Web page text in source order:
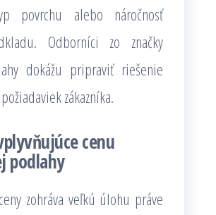
povrchu alebo náročnosť
Odborníci zo značky
dokážu pripraviť riešenie
zákazníka.
cenu
podlahy
zohráva veľkú úlohu práve